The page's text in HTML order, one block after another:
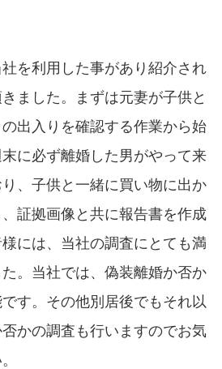
を利用した事があり紹介され
ました。まずは元妻が子供と
出入りを確認する作業から始
に必ず離婚した男がやって来
、子供と一緒に買い物に出か
証拠画像と共に報告書を作成
には、当社の調査にとても満
。当社では、偽装離婚か否か
す。その他別居後でもそれ以
かの調査も行いますのでお気